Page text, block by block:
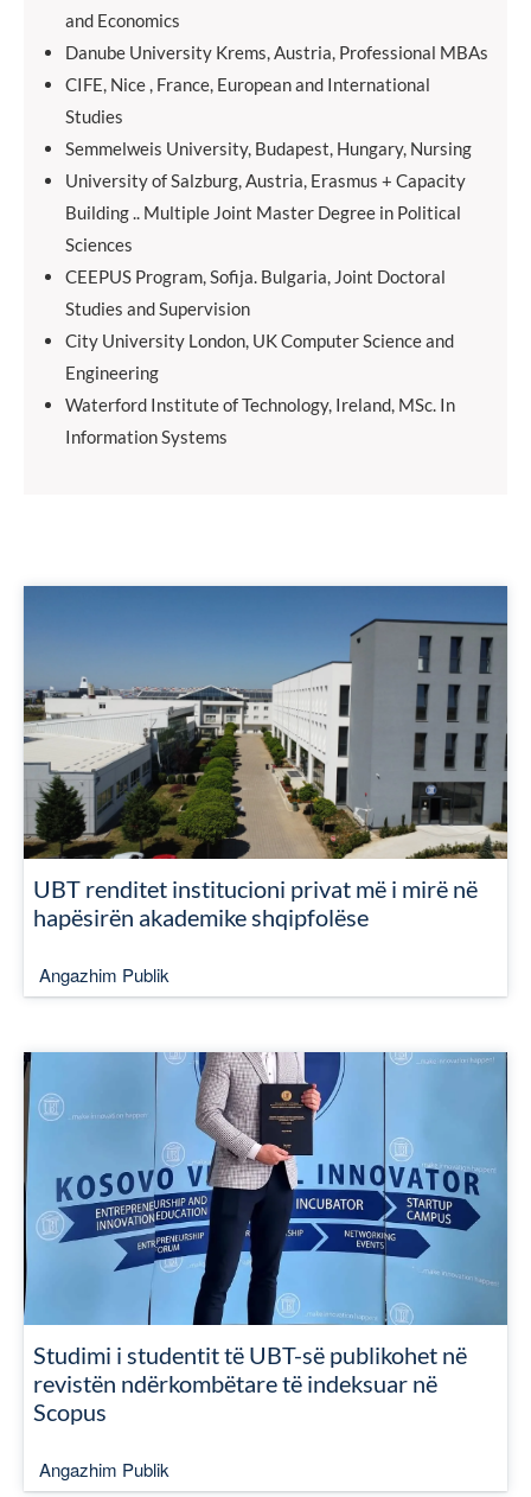
and Economics
Danube University Krems, Austria, Professional MBAs
CIFE, Nice , France, European and International
Studies
Semmelweis University, Budapest, Hungary, Nursing
University of Salzburg, Austria, Erasmus + Capacity
Building .. Multiple Joint Master Degree in Political
Sciences
CEEPUS Program, Sofija. Bulgaria, Joint Doctoral
Studies and Supervision
City University London, UK Computer Science and
Engineering
Waterford Institute of Technology, Ireland, MSc. In
Information Systems
UBT renditet institucioni privat më i mirë në
hapësirën akademike shqipfolëse
Angazhim Publik
Studimi i studentit të UBT-së publikohet në
revistën ndërkombëtare të indeksuar në
Scopus
Angazhim Publik